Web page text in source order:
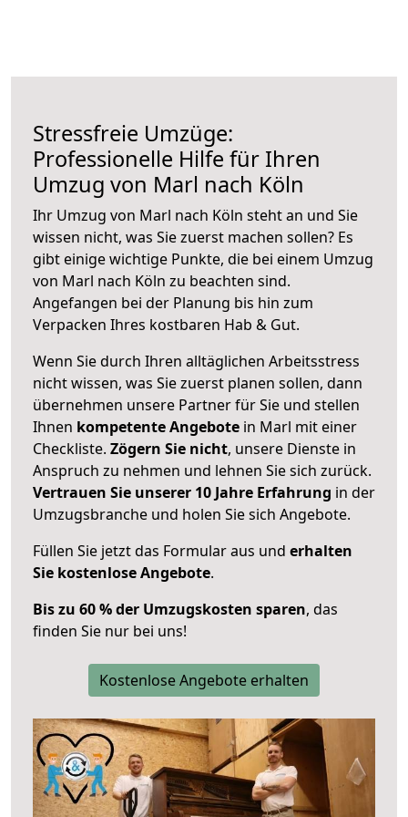
Stressfreie Umzüge:
Professionelle Hilfe für Ihren
Umzug von Marl nach Köln
Ihr Umzug von Marl nach Köln steht an und Sie
wissen nicht, was Sie zuerst machen sollen? Es
gibt einige wichtige Punkte, die bei einem Umzug
von Marl nach Köln zu beachten sind.
Angefangen bei der Planung bis hin zum
Verpacken Ihres kostbaren Hab & Gut.
Wenn Sie durch Ihren alltäglichen Arbeitsstress
nicht wissen, was Sie zuerst planen sollen, dann
übernehmen unsere Partner für Sie und stellen
Ihnen kompetente Angebote in Marl mit einer
Checkliste. Zögern Sie nicht, unsere Dienste in
Anspruch zu nehmen und lehnen Sie sich zurück.
Vertrauen Sie unserer 10 Jahre Erfahrung in der
Umzugsbranche und holen Sie sich Angebote.
Füllen Sie jetzt das Formular aus und erhalten
Sie kostenlose Angebote.
Bis zu 60 % der Umzugskosten sparen, das
finden Sie nur bei uns!
Kostenlose Angebote erhalten